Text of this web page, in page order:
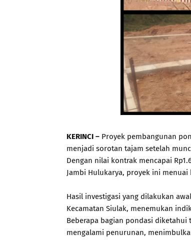
KERINCI – Proyek pembangunan
menjadi sorotan tajam setelah
Dengan nilai kontrak mencapai
Jambi Hulukarya, proyek ini
Hasil investigasi yang dilakukan
Kecamatan Siulak, menemukan
Beberapa bagian pondasi
mengalami penurunan,